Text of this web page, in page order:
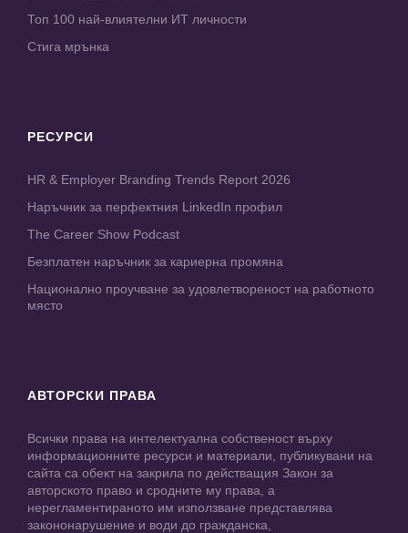
Топ 100 най-влиятелни ИТ личности
Стига мрънка
РЕСУРСИ
HR & Employer Branding Trends Report 2026
Наръчник за перфектния LinkedIn профил
The Career Show Podcast
Безплатен наръчник за кариерна промяна
Национално проучване за удовлетвореност на работното
място
АВТОРСКИ ПРАВА
Всички права на интелектуална собственост върху
информационните ресурси и материали, публикувани на
сайта са обект на закрила по действащия Закон за
авторското право и сродните му права, а
нерегламентираното им използване представлява
закононарушение и води до гражданска,